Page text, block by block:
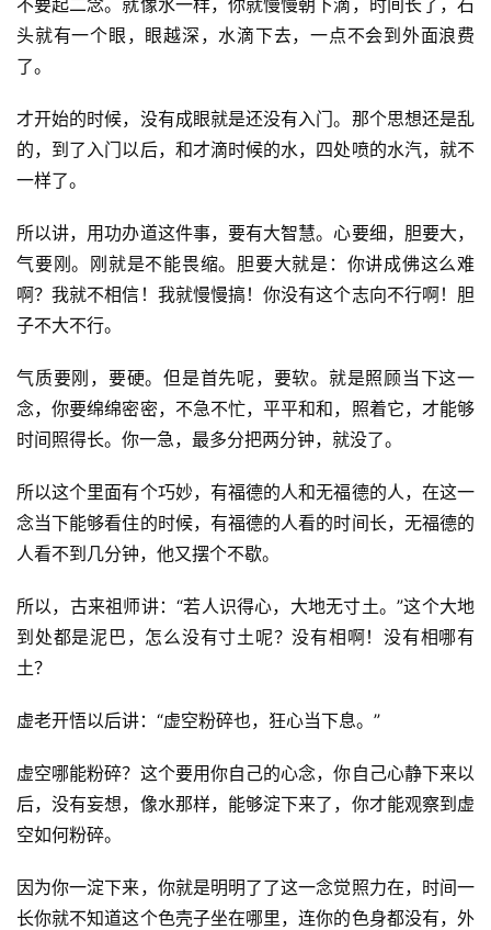
资
讯
八
点
僧
音
高
僧
访
谈
心
乐
不要起二念。就像水一样，你就慢慢朝下滴，时间长了，石
头就有一个眼，眼越深，水滴下去，一点不会到外面浪费
了。
才开始的时候，没有成眼就是还没有入门。那个思想还是乱
的，到了入门以后，和才滴时候的水，四处喷的水汽，就不
一样了。
所以讲，用功办道这件事，要有大智慧。心要细，胆要大，
气要刚。刚就是不能畏缩。胆要大就是：你讲成佛这么难
啊？我就不相信！我就慢慢搞！你没有这个志向不行啊！胆
子不大不行。
气质要刚，要硬。但是首先呢，要软。就是照顾当下这一
念，你要绵绵密密，不急不忙，平平和和，照着它，才能够
时间照得长。你一急，最多分把两分钟，就没了。
所以这个里面有个巧妙，有福德的人和无福德的人，在这一
念当下能够看住的时候，有福德的人看的时间长，无福德的
人看不到几分钟，他又摆个不歇。
所以，古来祖师讲：“若人识得心，大地无寸土。”这个大地
到处都是泥巴，怎么没有寸土呢？没有相啊！没有相哪有
土？
虚老开悟以后讲：“虚空粉碎也，狂心当下息。”
虚空哪能粉碎？这个要用你自己的心念，你自己心静下来以
后，没有妄想，像水那样，能够淀下来了，你才能观察到虚
空如何粉碎。
因为你一淀下来，你就是明明了了这一念觉照力在，时间一
长你就不知道这个色壳子坐在哪里，连你的色身都没有，外